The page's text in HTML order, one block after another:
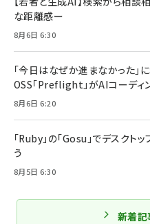
な距離感ー
8月6日 6:30
「今日はなぜか進まなかった」
OSS「Preflight」がAIコーディ
8月6日 6:20
「Ruby」の「Gosu」でデスクト
う
8月5日 6:30
新着記